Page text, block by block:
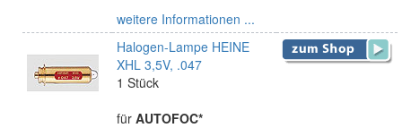
weitere Informationen ...
Halogen-Lampe HEINE
XHL 3,5V, .047
1 Stück
für AUTOFOC*